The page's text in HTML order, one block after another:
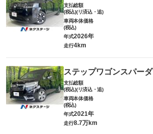
支払総額
(税込)(リ済込・追)
車両本体価格
(税込)
年式2026年
走行4km
ステップワゴンスパーダ
支払総額
(税込)(リ済込・追)
車両本体価格
(税込)
年式2021年
走行8.7万km